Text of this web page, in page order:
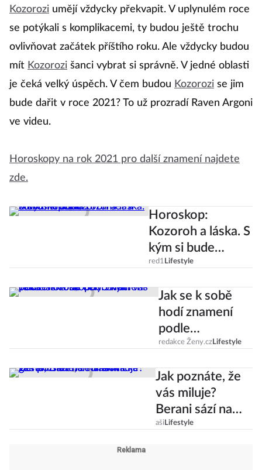
Kozorozi umějí vždycky překvapit. V uplynulém roce
se potýkali s komplikacemi, ty budou ještě trochu
ovlivňovat začátek příštího roku. Ale vždycky budou
mít Kozorozi šanci vybrat si správně. V jedné oblasti
je čeká velký úspěch. V čem budou Kozorozi se jim
bude dařit v roce 2021? To už prozradí Raven Argoni
ve videu.
Horoskopy na rok 2021 pro další znamení najdete
zde.
Horoskop:
Kozoroh a láska. S
kým si bude
rozumět a komu
red1 Lifestyle
Jak se k sobě
hodí znamení
podle
horoskopu: S
láska na celý
život?
redakce Ženy.czLifestyle
Jak poznáte, že
vás miluje?
Berani sází na
romantická
aši Lifestyle